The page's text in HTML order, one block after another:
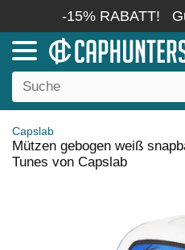
-15% RABATT!
Capslab
Mützen gebogen weiß
Tunes von Capslab